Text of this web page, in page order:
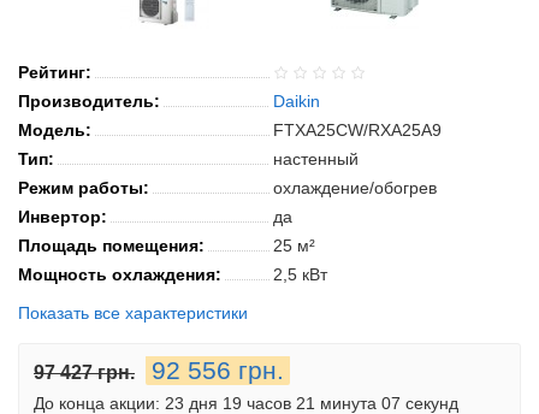
Рейтинг:
Производитель:
Daikin
Модель:
FTXA25CW/RXA25A9
Тип:
настенный
Режим работы:
охлаждение/обогрев
Инвертор:
да
Площадь помещения:
25 м²
Мощность охлаждения:
2,5 кВт
Показать все характеристики
97 427 грн. 92 556 грн.
До конца акции: 23 дня 19 часов 21 минута 07 секунд